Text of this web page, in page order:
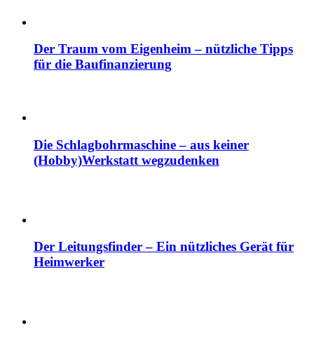
Der Traum vom Eigenheim – nützliche Tipps
für die Baufinanzierung
Die Schlagbohrmaschine – aus keiner
(Hobby)Werkstatt wegzudenken
Der Leitungsfinder – Ein nützliches Gerät für
Heimwerker